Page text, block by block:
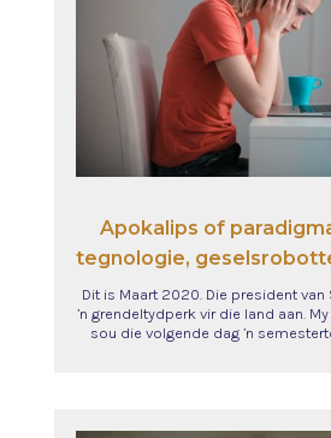
Apokalips of
tegnologie,
Dit is Maart 2020. Die president
’n grendeltydperk vir die land aan.
sou die volgende dag ’n